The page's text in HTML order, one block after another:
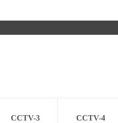
CCTV-3
CCTV-4